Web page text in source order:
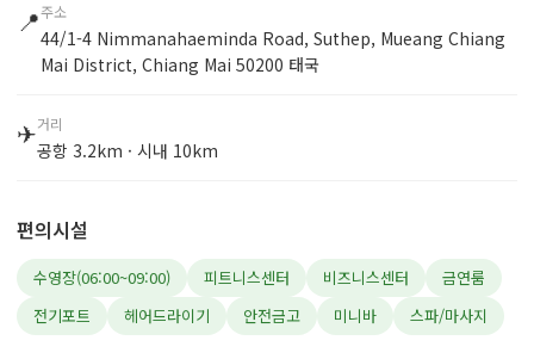
📍주소
44/1-4 Nimmanahaeminda Road, Suthep, Mueang Chiang
Mai District, Chiang Mai 50200 태국
✈거리
공항 3.2km · 시내 10km
편의시설
수영장(06:00~09:00) 피트니스센터 비즈니스센터
금연룸
전기포트
헤어드라이기 안전금고 미니바 스파/마사지